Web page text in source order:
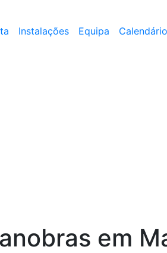
Instalações Equipa Calendário
em